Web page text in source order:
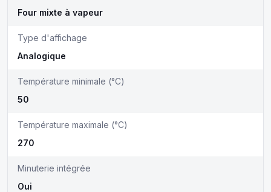
Four mixte à vapeur
Type d'affichage
Analogique
Température minimale (°C)
50
Température maximale (°C)
270
Minuterie intégrée
Oui